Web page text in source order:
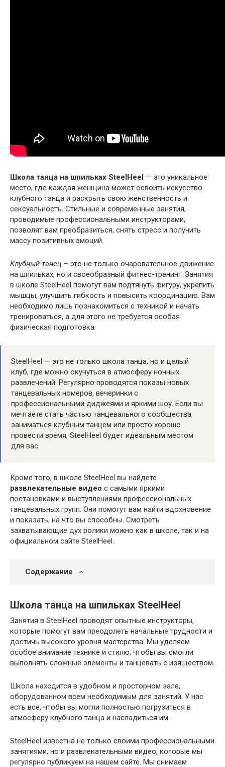
Школа танца на шпильках SteelHeel — это уникальное
место, где каждая женщина может освоить искусство
клубного танца и раскрыть свою женственность и
сексуальность. Стильные и современные занятия,
проводимые профессиональными инструкторами,
позволят вам преобразиться, снять стресс и получить
массу позитивных эмоций.
Клубный танец – это не только очаровательное движение
на шпильках, но и своеобразный фитнес-тренинг. Занятия
в школе SteelHeel помогут вам подтянуть фигуру, укрепить
мышцы, улучшить гибкость и повысить координацию. Вам
необходимо лишь познакомиться с техникой и начать
тренироваться, а для этого не требуется особая
физическая подготовка.
SteelHeel — это не только школа танца, но и целый
клуб, где можно окунуться в атмосферу ночных
развлечений. Регулярно проводятся показы новых
танцевальных номеров, вечеринки с
профессиональными диджеями и яркими шоу. Если вы
мечтаете стать частью танцевального сообщества,
заниматься клубным танцем или просто хорошо
провести время, SteelHeel будет идеальным местом
для вас.
Кроме того, в школе SteelHeel вы найдете
развлекательные видео с самыми яркими
постановками и выступлениями профессиональных
танцевальных групп. Они помогут вам найти вдохновение
и показать, на что вы способны. Смотреть
захватывающие дух ролики можно как в школе, так и на
официальном сайте SteelHeel.
Содержание
Школа танца на шпильках SteelHeel
Занятия в SteelHeel проводят опытные инструкторы,
которые помогут вам преодолеть начальные трудности и
достичь высокого уровня мастерства. Мы уделяем
особое внимание технике и стилю, чтобы вы смогли
выполнять сложные элементы и танцевать с изяществом.
Школа находится в удобном и просторном зале,
оборудованном всем необходимым для занятий. У нас
есть все, чтобы вы могли полностью погрузиться в
атмосферу клубного танца и насладиться им.
SteelHeel известна не только своими профессиональными
занятиями, но и развлекательными видео, которые мы
регулярно публикуем на нашем сайте. Мы снимаем